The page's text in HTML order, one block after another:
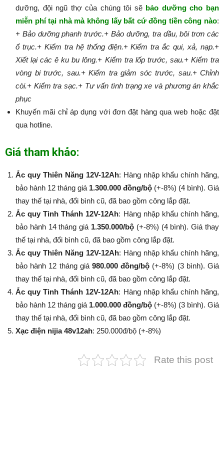
dưỡng, đội ngũ thợ của chúng tôi sẽ bảo dưỡng cho bạn
miễn phí tại nhà mà không lấy bất cứ đồng tiền công nào:​​​​​
+ Bảo dưỡng phanh trước.+ Bảo dưỡng, tra dầu, bôi trơn các
ổ trục.+ Kiểm tra hệ thống điện.+ Kiểm tra ắc qui, xả, nạp.+
Xiết lại các ê ku bu lông.+ Kiểm tra lốp trước, sau.+ Kiểm tra
vòng bi trước, sau.+ Kiểm tra giảm sóc trước, sau.+ Chỉnh
còi.+ Kiểm tra sạc.+ Tư vấn tình trạng xe và phương án khắc
phục
Khuyến mãi chỉ áp dụng với đơn đặt hàng qua web hoặc đặt
qua hotline.
Giá tham khảo:
Ắc quy Thiên Năng 12V-12Ah: Hàng nhập khẩu chính hãng,
bảo hành 12 tháng giá 1.300.000 đồng/bộ (+-8%) (4 bình). Giá
thay thế tại nhà, đổi bình cũ, đã bao gồm công lắp đặt.
Ắc quy Tinh Thánh 12V-12Ah: Hàng nhập khẩu chính hãng,
bảo hành 14 tháng giá 1.350.000/bộ (+-8%​​​​​​​) (4 bình). Giá thay
thế tại nhà, đổi bình cũ, đã bao gồm công lắp đặt.
Ắc quy Thiên Năng 12V-12Ah: Hàng nhập khẩu chính hãng,
bảo hành 12 tháng giá 980.000 đồng/bộ (+-8%​​​​​​​) (3 bình). Giá
thay thế tại nhà, đổi bình cũ, đã bao gồm công lắp đặt.
Ắc quy Tinh Thánh 12V-12Ah: Hàng nhập khẩu chính hãng,
bảo hành 12 tháng giá 1.000.000 đồng/bộ (+-8%​​​​​​​) (3 bình). Giá
thay thế tại nhà, đổi bình cũ, đã bao gồm công lắp đặt.
Xạc điện nijia 48v12ah: 250.000đ/bộ (+-8%​​​​​​​)
Rate this post